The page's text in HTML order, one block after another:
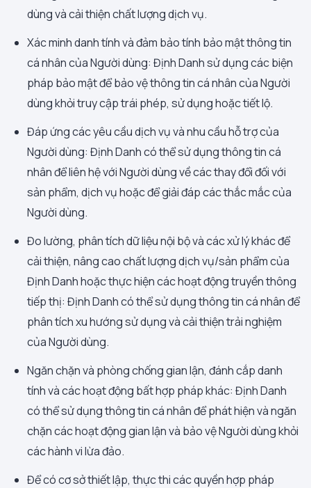
dùng và cải thiện chất lượng dịch vụ.
Xác minh danh tính và đảm bảo tính bảo mật thông tin
cá nhân của Người dùng: Định Danh sử dụng các biện
pháp bảo mật để bảo vệ thông tin cá nhân của Người
dùng khỏi truy cập trái phép, sử dụng hoặc tiết lộ.
Đáp ứng các yêu cầu dịch vụ và nhu cầu hỗ trợ của
Người dùng: Định Danh có thể sử dụng thông tin cá
nhân để liên hệ với Người dùng về các thay đổi đối với
sản phẩm, dịch vụ hoặc để giải đáp các thắc mắc của
Người dùng.
Đo lường, phân tích dữ liệu nội bộ và các xử lý khác để
cải thiện, nâng cao chất lượng dịch vụ/sản phẩm của
Định Danh hoặc thực hiện các hoạt động truyền thông
tiếp thị: Định Danh có thể sử dụng thông tin cá nhân để
phân tích xu hướng sử dụng và cải thiện trải nghiệm
của Người dùng.
Ngăn chặn và phòng chống gian lận, đánh cắp danh
tính và các hoạt động bất hợp pháp khác: Định Danh
có thể sử dụng thông tin cá nhân để phát hiện và ngăn
chặn các hoạt động gian lận và bảo vệ Người dùng khỏi
các hành vi lừa đảo.
Để có cơ sở thiết lập, thực thi các quyền hợp pháp